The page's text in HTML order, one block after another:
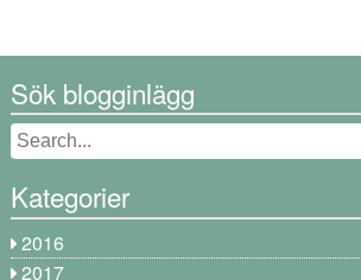
Sök blogginlägg
Kategorier
2016
2017